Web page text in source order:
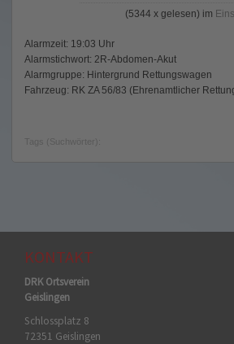
(5344 x gelesen) im
Alarmzeit: 19:03 Uhr
Alarmstichwort: 2R-Abdomen-Akut
Alarmgruppe: Hintergrund Rettungswagen
Fahrzeug: RK ZA 56/83 (Ehrenamtlicher
Tags (Suchwörter):
KONTAKT
DRK Ortsverein
Geislingen
Schlossplatz 8
72351 Geislingen